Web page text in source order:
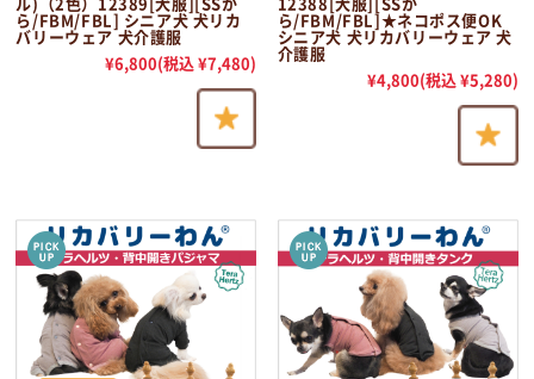
ル)（2色）12389[犬服][SSか
ら/FBM/FBL] シニア犬 犬リカ
バリーウェア 犬介護服
¥6,800(税込 ¥7,480)
12388[犬服][SSか
ら/FBM/FBL]★ネコポス便OK
シニア犬 犬リカバリーウェア 犬
介護服
¥4,800(税込 ¥5,280)